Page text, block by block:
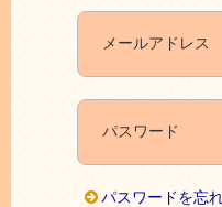
メールアドレス
パスワード
パスワードを忘